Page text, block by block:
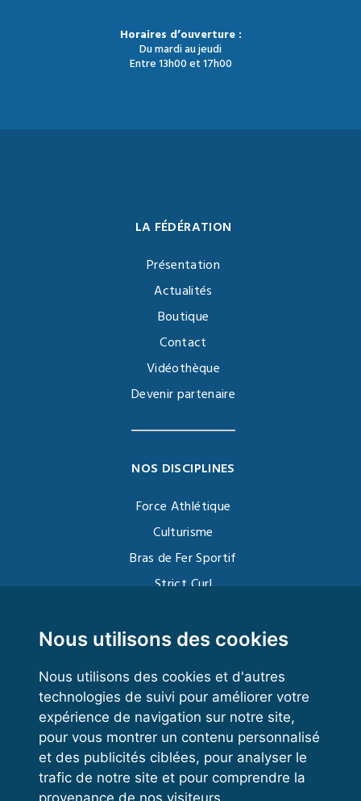
Nous utilisons des cookies
Nous utilisons des cookies et d'autres
technologies de suivi pour améliorer votre
expérience de navigation sur notre site,
pour vous montrer un contenu personnalisé
et des publicités ciblées, pour analyser le
trafic de notre site et pour comprendre la
provenance de nos visiteurs.
Horaires d’ouverture :
Du mardi au jeudi
Entre 13h00 et 17h00
LA FÉDÉRATION
Présentation
Actualités
Boutique
Contact
Vidéothèque
Devenir partenaire
NOS DISCIPLINES
Force Athlétique
Culturisme
Bras de Fer Sportif
Strict Curl
Kettlebell
VOS ESPACES
Espace dirigeant
Espace licencié